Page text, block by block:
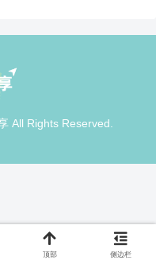
All Rights Reserved.
顶部 侧边栏